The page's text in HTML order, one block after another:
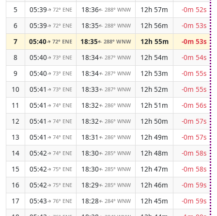
5
05:39↑ 72° ENE 18:36↑ 288° WNW 12h 57m
-0m 52s
6
05:39↑ 72° ENE 18:35↑ 288° WNW 12h 56m
-0m 53s
7
05:40↑72° ENE 18:35↑288° WNW 12h 55m
-0m 53s
8
05:40↑ 73° ENE 18:34↑ 287° WNW 12h 54m
-0m 54s
9
05:40↑ 73° ENE 18:34↑ 287° WNW 12h 53m
-0m 55s
10
05:41 ↑ 73° ENE 18:33↑ 287° WNW 12h 52m
-0m 55s
11
05:41 ↑ 74° ENE 18:32↑ 286° WNW 12h 51m
-0m 56s
12
05:41 ↑ 74° ENE 18:32↑ 286° WNW 12h 50m
-0m 57s
13
05:41 ↑ 74° ENE 18:31 ↑ 286° WNW 12h 49m
-0m 57s
14
05:42↑ 74° ENE 18:30↑ 285° WNW 12h 48m
-0m 58s
15
05:42↑ 75° ENE 18:30↑ 285° WNW 12h 47m
-0m 58s
16
05:42↑ 75° ENE 18:29↑ 285° WNW 12h 46m
-0m 59s
17
05:43↑ 76° ENE 18:28↑ 284° WNW 12h 45m
-0m 59s